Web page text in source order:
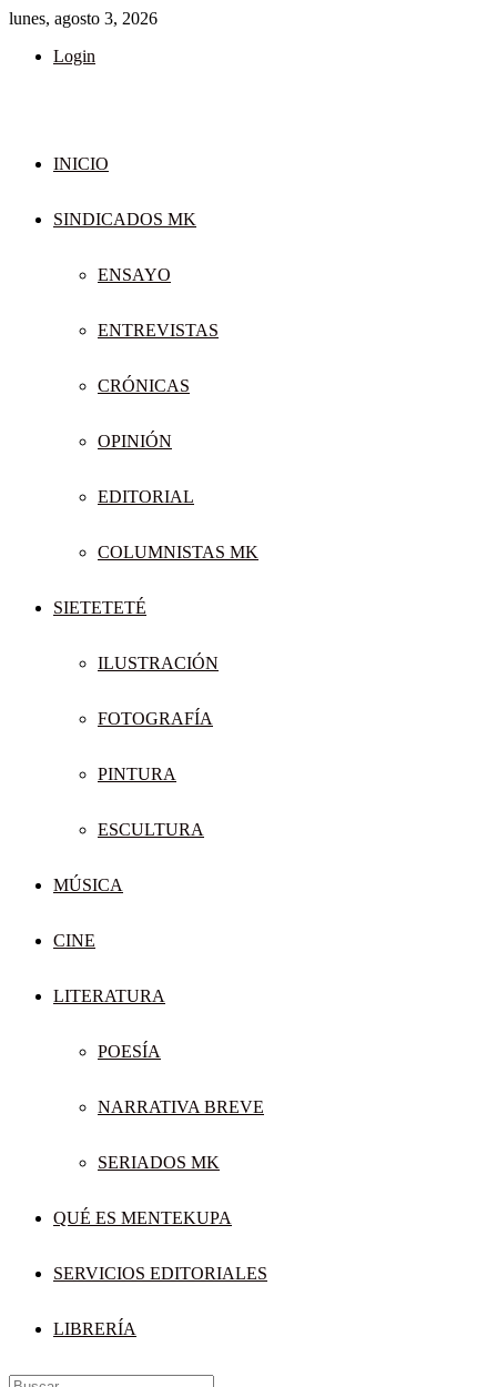
lunes, agosto 3, 2026
Login
INICIO
SINDICADOS MK
ENSAYO
ENTREVISTAS
CRÓNICAS
OPINIÓN
EDITORIAL
COLUMNISTAS MK
SIETETETÉ
ILUSTRACIÓN
FOTOGRAFÍA
PINTURA
ESCULTURA
MÚSICA
CINE
LITERATURA
POESÍA
NARRATIVA BREVE
SERIADOS MK
QUÉ ES MENTEKUPA
SERVICIOS EDITORIALES
LIBRERÍA